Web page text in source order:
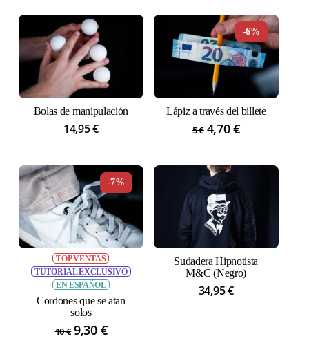
era:
5 €.
era:
25 €.
es:
17,75 €.
Bolas de manipulación
14,95€
-6%
Lápiz a través del billete
5€ El
era:
5 €.
4,70€El
4,70 €.
-7%
TOP VENTAS
TUTORIAL EXCLUSIVO
EN ESPAÑOL
Cordones que se atan
solos
10€ El
9,30 €El
Sudadera Hipnotista
M&C (Negro)
34,95€